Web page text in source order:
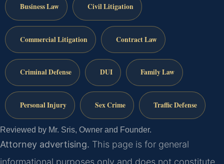
Business Law Civil Litigation
Commercial Litigation Contract Law
Criminal Defense DUI Family Law
Personal Injury Sex Crime Traffic Defense
Reviewed by Mr. Sris, Owner and Founder.
Attorney advertising. This page is for general
informational purposes only and does not constitute